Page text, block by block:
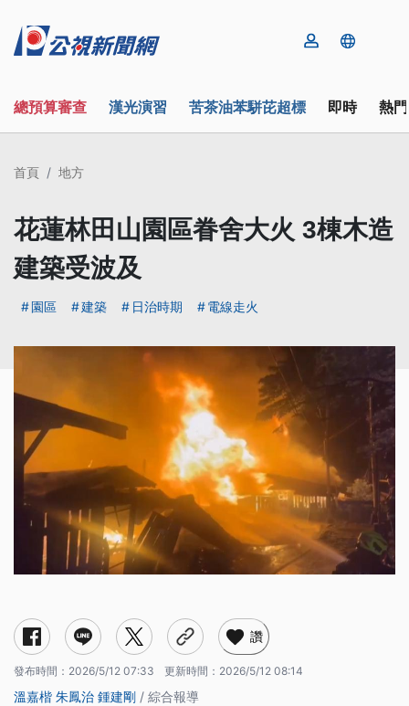
總預算審查 漢光演習 苦茶油苯駢芘超標 即時 熱
首頁 地方
花蓮林田山園區眷舍大火 3棟木造
建築受波及
園區 建築 日治時期 電線走火
讚
發布時間： 2026/5/12 07:33 更新時間： 2026/5/12 08:14
溫嘉楷 朱鳳治 鍾建剛 / 綜合報導